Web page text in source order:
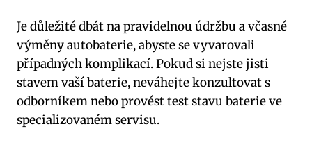
Je důležité dbát na pravidelnou údržbu a včasné
výměny autobaterie, abyste se vyvarovali
případných komplikací. Pokud si nejste jisti
stavem vaší baterie, neváhejte konzultovat s
odborníkem nebo provést test stavu baterie ve
specializovaném servisu.